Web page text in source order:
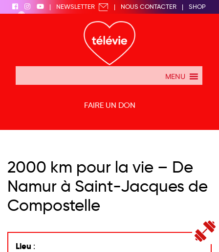
| NEWSLETTER | NOUS CONTACTER |
SHOP
|
MENU
FAIRE UN DON
2000 km pour la vie – De
Namur à Saint-Jacques de
Compostelle
Lieu :